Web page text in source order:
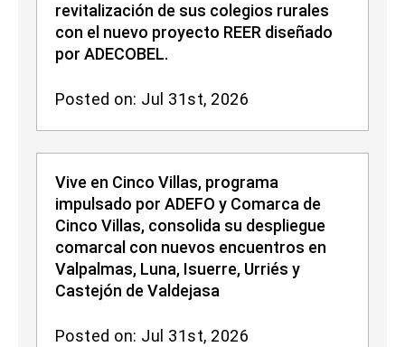
revitalización de sus colegios rurales
con el nuevo proyecto REER diseñado
por ADECOBEL.
Posted on: Jul 31st, 2026
Vive en Cinco Villas, programa
impulsado por ADEFO y Comarca de
Cinco Villas, consolida su despliegue
comarcal con nuevos encuentros en
Valpalmas, Luna, Isuerre, Urriés y
Castejón de Valdejasa
Posted on: Jul 31st, 2026